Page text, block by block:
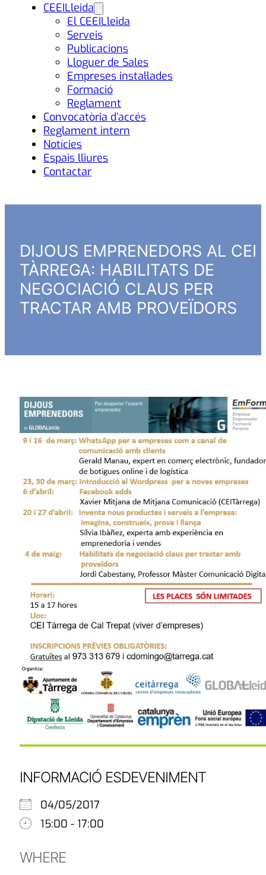
CEEILleida
El CEEILleida
Serveis
Publicacions
Lloguer de Sales
Empreses instal·lades
Formació
Reglament
Convocatòria d’accés
Reglament intern
Notícies
Espais lliures
Contactar
DIJOUS EMPRENEDORS AL CEI
TÀRREGA: HABILITATS DE
NEGOCIACIÓ CLAUS PER
TRACTAR AMB PROVEÏDORS
INFORMACIÓ ESDEVENIMENT
04/05/2017
15:00 - 17:00
WHERE